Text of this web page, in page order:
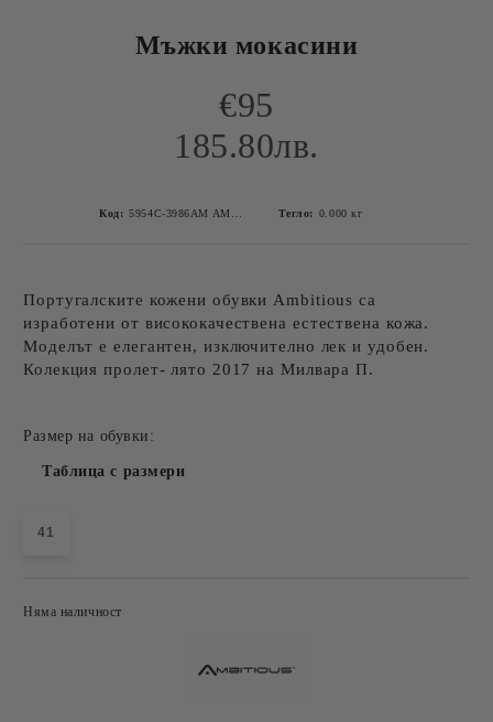
Мъжки мокасини
€95
185.80лв.
Код: Тегло: 0.000 кг
Португалските кожени обувки Ambitious са
изработени от висококачествена естествена кожа.
Моделът е елегантен, изключително лек и удобен.
Колекция пролет- лято 2017 на Милвара П.
Размер на обувки:
Таблица с размери
41
Няма наличност